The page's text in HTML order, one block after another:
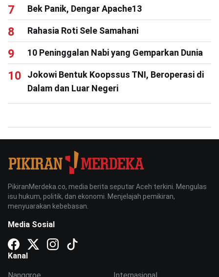
Bek Panik, Dengar Apache13
Rahasia Roti Sele Samahani
10 Peninggalan Nabi yang Gemparkan Dunia
Jokowi Bentuk Koopssus TNI, Beroperasi di
Dalam dan Luar Negeri
PikiranMerdeka.co, media berita seputar Aceh terkini. Mengulas
isu hukum, politik, dan ekonomi. Menjelajah pemikiran,
menyuarakan kebebasan.
Media Sosial
Kanal